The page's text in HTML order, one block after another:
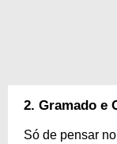
2. Gramado e
Só de pensar